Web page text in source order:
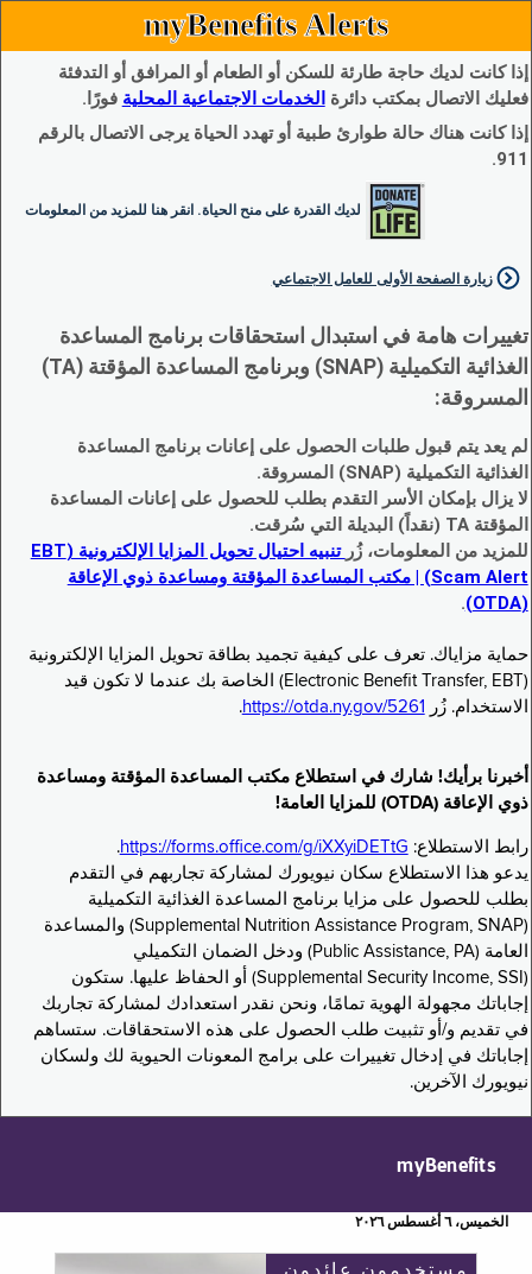
myBenefits Alerts
إذا كانت لديك حاجة طارئة للسكن أو الطعام أو المرافق أو التدفئة
فعليك الاتصال بمكتب دائرة الخدمات الاجتماعية المحلية فورًا.
إذا كانت هناك حالة طوارئ طبية أو تهدد الحياة يرجى الاتصال بالرقم
911.
لديك القدرة على منح الحياة. انقر هنا للمزيد من المعلومات
زيارة الصفحة الأولى للعامل الاجتماعي
تغييرات هامة في استبدال استحقاقات برنامج المساعدة
الغذائية التكميلية (SNAP) وبرنامج المساعدة المؤقتة (TA)
المسروقة:
لم يعد يتم قبول طلبات الحصول على إعانات برنامج المساعدة
الغذائية التكميلية (SNAP) المسروقة.
لا يزال بإمكان الأسر التقدم بطلب للحصول على إعانات المساعدة
المؤقتة TA (نقداً) البديلة التي سُرقت.
للمزيد من المعلومات، زُر
تنبيه احتيال تحويل المزايا الإلكترونية (EBT
Scam Alert) | مكتب المساعدة المؤقتة ومساعدة ذوي الإعاقة
(OTDA)
.
حماية مزاياك. تعرف على كيفية تجميد بطاقة تحويل المزايا الإلكترونية
(Electronic Benefit Transfer, EBT) الخاصة بك عندما لا تكون قيد
الاستخدام. زُر
https://otda.ny.gov/5261
.
أخبرنا برأيك! شارك في استطلاع مكتب المساعدة المؤقتة ومساعدة
ذوي الإعاقة (OTDA) للمزايا العامة!
رابط الاستطلاع: https://forms.office.com/g/iXXyiDETtG
.
يدعو هذا الاستطلاع سكان نيويورك لمشاركة تجاربهم في التقدم
بطلب للحصول على مزايا برنامج المساعدة الغذائية التكميلية
(Supplemental Nutrition Assistance Program, SNAP) والمساعدة
العامة (Public Assistance, PA) ودخل الضمان التكميلي
(Supplemental Security Income, SSI) أو الحفاظ عليها. ستكون
إجاباتك مجهولة الهوية تمامًا، ونحن نقدر استعدادك لمشاركة تجاربك
في تقديم و/أو تثبيت طلب الحصول على هذه الاستحقاقات. ستساهم
إجاباتك في إدخال تغييرات على برامج المعونات الحيوية لك ولسكان
نيويورك الآخرين.
myBenefits
الخميس، ٦ أغسطس ٢٠٢٦
مستخدمون عائدون